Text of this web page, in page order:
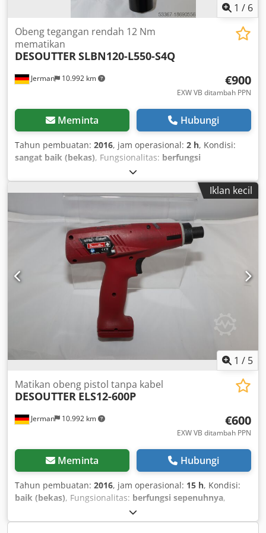
1 / 6
Jerman 10.992 km
Obeng tegangan rendah 12 Nm
mematikan
DESOUTTERSLBN120-L550-S4Q
€900
EXW VB ditambah PPN
Meminta Hubungi
Tahun pembuatan: 2016, jam operasional: 2 h, Kondisi:
sangat baik (bekas), Fungsionalitas: berfungsi
, nomor mesin/kendaraan:
our demonstration tool inventory, tested and fully
functional: Desoutter low-voltage screwdriver SLBN120-
speed: 410 / 550 rpm Torque range: 4.0 to 12 Nm Chjdjv Ipt
Ropfx Aipsa Drive: 1/4" Length: 301 mm Weight without
battery: 1.25 kg Other tools for industrial production and
maintenance available upon request.
Iklan kecil
1 / 5
Jerman 10.992 km
Matikan obeng pistol tanpa kabel
DESOUTTER ELS12-600P
€600
EXW VB ditambah PPN
Meminta Hubungi
Tahun pembuatan: 2016, jam operasional: 15 h, Kondisi:
baik (bekas), Fungsionalitas: berfungsi sepenuhnya,
6151654220
stock, inspected and fully functional: Chjdpfx Aijv